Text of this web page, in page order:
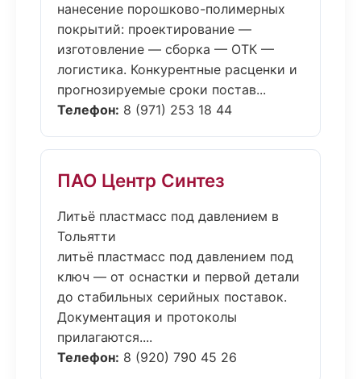
нанесение порошково-полимерных
покрытий: проектирование —
изготовление — сборка — ОТК —
логистика. Конкурентные расценки и
прогнозируемые сроки постав...
Телефон: 8 (971) 253 18 44
ПАО Центр Синтез
Литьё пластмасс под давлением в
Тольятти
литьё пластмасс под давлением под
ключ — от оснастки и первой детали
до стабильных серийных поставок.
Документация и протоколы
прилагаются....
Телефон: 8 (920) 790 45 26